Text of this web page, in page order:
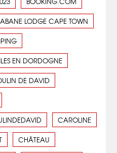
LODGE CAPE TOWN
EN DORDOGNE
DE DAVID
CAROLINE
CHÂTEAU